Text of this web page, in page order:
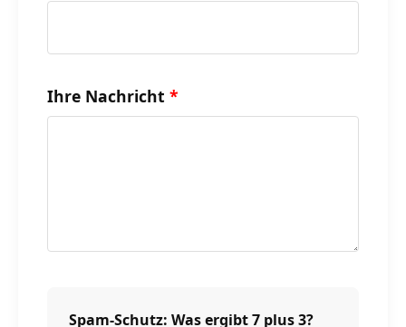
Ihre Nachricht
Spam-Schutz: Was ergibt 7 plus 3?